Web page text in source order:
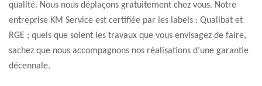
qualité. Nous nous déplaçons gratuitement chez vous. Notre
entreprise KM Service est certifiée par les labels : Qualibat et
RGE ; quels que soient les travaux que vous envisagez de faire,
sachez que nous accompagnons nos réalisations d’une garantie
décennale.